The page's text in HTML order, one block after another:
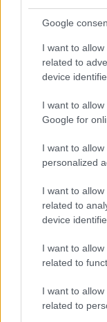
Google
I want to
related to
device
I want to
Google for
I want to
personalized
I want to
related to
device
I want to
related to
I want to
related to
mai
bánkuti
ernst
bozsó
Ajánlott